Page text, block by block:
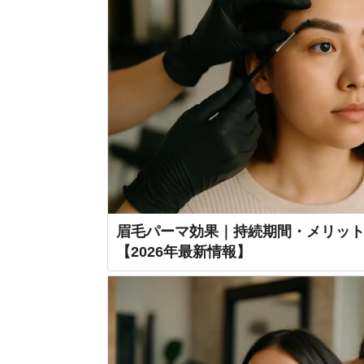
眉毛パーマ効果｜持続期間・メリッ
【2026年最新情報】